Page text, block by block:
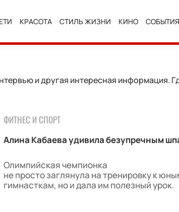
КРАСОТА СТИЛЬ ЖИЗНИ КИНО СОБЫТИЯ
и другая интересная информация.
ФИТНЕС И СПОРТ
Алина Кабаева удивила безупречным
Олимпийская чемпионка
не просто заглянула на тренировку к
гимнасткам, но и дала им полезный урок.